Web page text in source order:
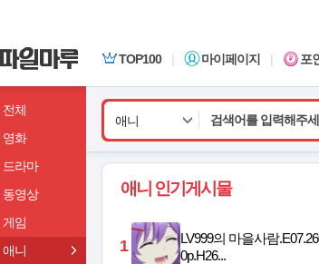
TOP100 | 마이페이지 | 포
전체
영화
드라마
동영상
게임
애니
애니
애니 인기게시물
1
LV999의 마을사람
0p.H26...